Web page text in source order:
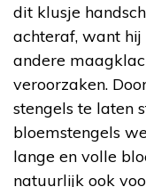
dit klusje
achteraf, want
andere
veroorzaken.
stengels te laten
bloemstengels
lange en volle
natuurlijk ook